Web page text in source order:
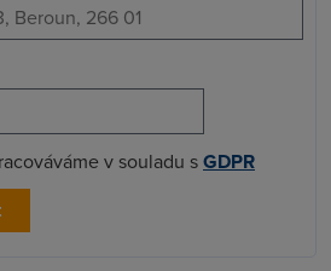
v souladu sGDPR